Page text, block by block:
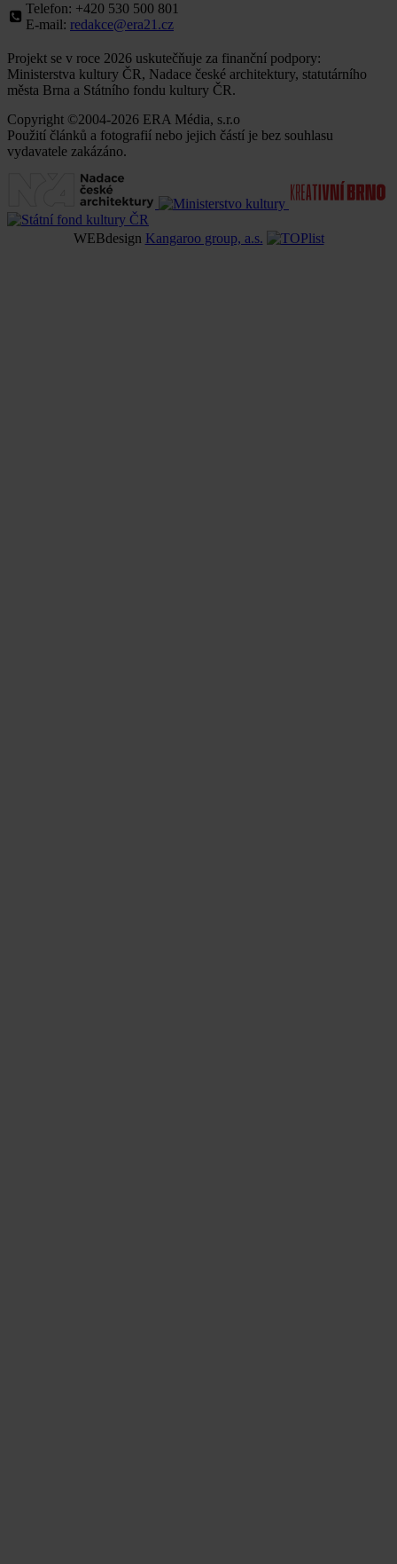
Telefon: +420 530 500 801
E-mail: redakce@era21.cz
Projekt se v roce 2026 uskutečňuje za finanční podpory:
Ministerstva kultury ČR, Nadace české architektury, statutárního
města Brna a Státního fondu kultury ČR.
Copyright ©2004-2026 ERA Média, s.r.o
Použití článků a fotografií nebo jejich částí je bez souhlasu
vydavatele zakázáno.
WEBdesign Kangaroo group, a.s.